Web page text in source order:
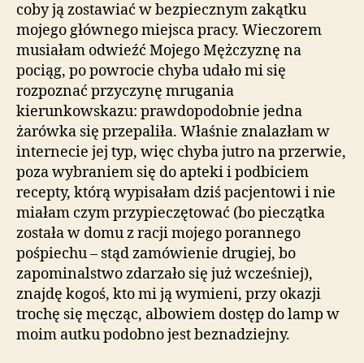
coby ją zostawiać w bezpiecznym zakątku
mojego głównego miejsca pracy. Wieczorem
musiałam odwieźć Mojego Mężczyznę na
pociąg, po powrocie chyba udało mi się
rozpoznać przyczynę mrugania
kierunkowskazu: prawdopodobnie jedna
żarówka się przepaliła. Właśnie znalazłam w
internecie jej typ, więc chyba jutro na przerwie,
poza wybraniem się do apteki i podbiciem
recepty, którą wypisałam dziś pacjentowi i nie
miałam czym przypieczętować (bo pieczątka
została w domu z racji mojego porannego
pośpiechu – stąd zamówienie drugiej, bo
zapominalstwo zdarzało się już wcześniej),
znajdę kogoś, kto mi ją wymieni, przy okazji
trochę się męcząc, albowiem dostęp do lamp w
moim autku podobno jest beznadziejny.